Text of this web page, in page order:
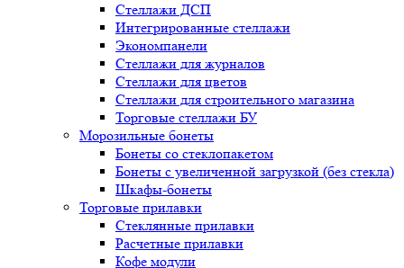
Стеллажи ДСП
Интегрированные стеллажи
Экономпанели
Стеллажи для журналов
Стеллажи для цветов
Стеллажи для строительного магазина
Торговые стеллажи БУ
Морозильные бонеты
Бонеты со стеклопакетом
Бонеты с увеличенной загрузкой (без стекла)
Шкафы-бонеты
Торговые прилавки
Стеклянные прилавки
Расчетные прилавки
Кофе модули